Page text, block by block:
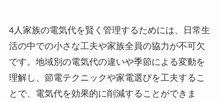
4人家族の電気代を賢く管理するためには、日常生
活の中での小さな工夫や家族全員の協力が不可欠
です。地域別の電気代の違いや季節による変動を
理解し、節電テクニックや家電選びを工夫するこ
とで、電気代を効果的に削減することができま